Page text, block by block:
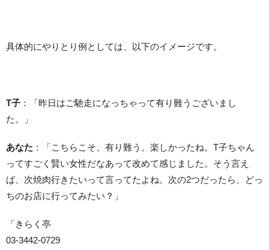
具体的にやりとり例としては、以下のイメージです。
T子 ：「昨日はご馳走になっちゃって有り難うございまし
た。」
あなた ：「こちらこそ、有り難う。楽しかったね。T子ちゃん
ってすごく賢い女性だなあって改めて感じました。そう言え
ば、次焼肉行きたいって言ってたよね。次の2つだったら、どっ
ちのお店に行ってみたい？」
「きらく亭
03-3442-0729